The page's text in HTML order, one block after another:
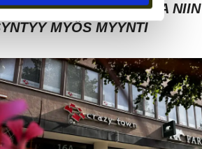
KESKELLÄ – JA NIIN
MYÖS MYYNTI